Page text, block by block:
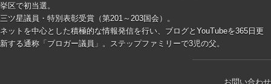
挙区で初当選。
三ツ星議員・特別表彰受賞（第201～203国会）。
ネットを中心とした積極的な情報発信を行い、ブログとYouTubeを365日更
新する通称「ブロガー議員」。ステップファミリーで3児の父。
お問い合わせ